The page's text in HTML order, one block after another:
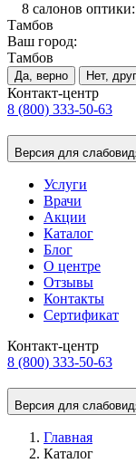
8 салонов оптики:
Тамбов
Ваш город:
Тамбов
Да, верно Нет,
Контакт-центр
8 (800) 333-50-63
Версия для
Услуги
Врачи
Акции
Каталог
Блог
О центре
Отзывы
Контакты
Сертификат
Контакт-центр
8 (800) 333-50-63
Версия для
Главная
Каталог